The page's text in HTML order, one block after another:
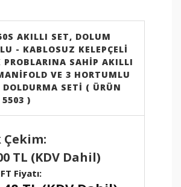
AKILLI SET, DOLUM
- KABLOSUZ KELEPÇELI
PROBLARINA SAHIP AKILLI
VE 3 HORTUMLU
SETI ( ÜRÜN
)
Çekim:
TL (KDV Dahil)
Fiyatı: